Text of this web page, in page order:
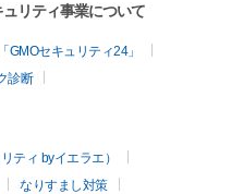
リティ事業について
セキュリティ24」
診断
ティ byイエラエ）
なりすまし対策